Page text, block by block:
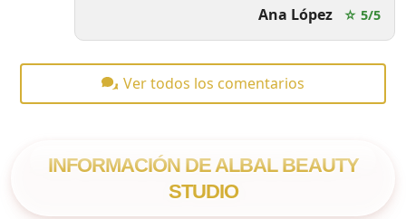
Ana López ☆ 5/5
Ver todos los comentarios
INFORMACIÓN DE ALBAL BEAUTY
STUDIO